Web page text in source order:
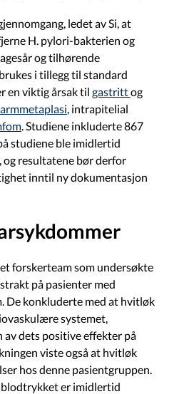
ledet av Si, at
H. pylori-bakterien og
og tilhørende
i tillegg til standard
en viktig årsak til gastrittog
, intrapitelial
. Studiene inkluderte 867
studiene ble imidlertid
og resultatene bør derfor
inntil ny dokumentasjon
forskerteam som undersøkte
på pasienter med
De konkluderte med at hvitløk
systemet,
av dets positive effekter på
viste også at hvitløk
hos denne pasientgruppen.
er imidlertid